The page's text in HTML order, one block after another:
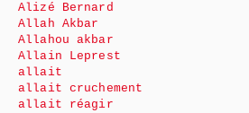
Alizé Bernard
Allah Akbar
Allahou akbar
Allain Leprest
allait
allait cruchement
allait réagir